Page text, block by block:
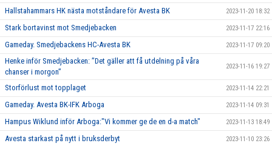
Hallstahammars HK nästa motståndare för Avesta BK 2023-11-20 18:32
Stark bortavinst mot Smedjebacken 2023-11-17 22:16
Gameday. Smedjebackens HC-Avesta BK 2023-11-17 09:20
Henke inför Smedjebacken: ”Det gäller att få utdelning på våra
chanser i morgon”
2023-11-16 19:27
Storförlust mot topplaget 2023-11-14 22:21
Gameday. Avesta BK-IFK Arboga 2023-11-14 09:31
Hampus Wiklund inför Arboga:"Vi kommer ge de en d-a match" 2023-11-13 18:49
Avesta starkast på nytt i bruksderbyt 2023-11-10 23:26